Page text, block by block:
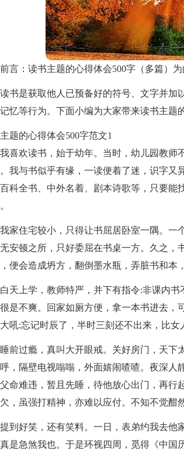
前言：读书主题的心得体会500字（多篇）
读书是获取他人已预备好的符号、文字并加
忆等行为。下面小编为大家带来读书主题
题的心得体会500字范文1
我喜欢读书，始于幼年。当时，幼儿园教师
我与书似乎有缘，一读便着了迷，识字又
科全书、中外名着、剧本诗歌等，只要能
我家住宅较小，只得让书屈居卧室一隅。一
安顿之所，只好委屈在书桌一方。久之，
便会造成坍方，翻倒墨水瓶，弄脏书和本
白天上学，教师特严，并下有指令:非课内
是不爽。回家如厕方便，拿一本书进去，
吼:忘记时辰了，半时三刻还不出来，比女
睡前过瘾，真叫大开眼戒。关好房门，天下
，隔壁电视嗡嗡，外面嬉闹喳喳。夜深
命难违，暂且先睡，待他放心出门，再行
，虽强打精神，亦难以应付。不知不觉酣
提到好笑，还有笑料。一日，表弟约我去他
是急煞我也。于是环视四周，觅得《中国